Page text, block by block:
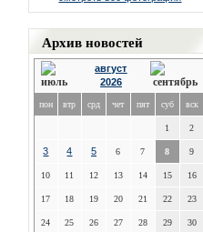
Архив новостей
август
2026
пон втр срд чет пят суб вск
1 2
3 4 5 6 7 8 9
10 11 12 13 14 15 16
17 18 19 20 21 22 23
24 25 26 27 28 29 30